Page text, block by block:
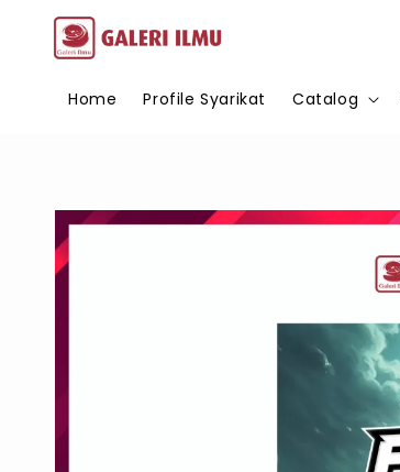
Home Profile Syarikat Catalog